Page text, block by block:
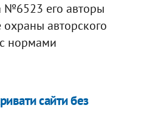
№6523 его авторы
авторского
нормами
сайти без